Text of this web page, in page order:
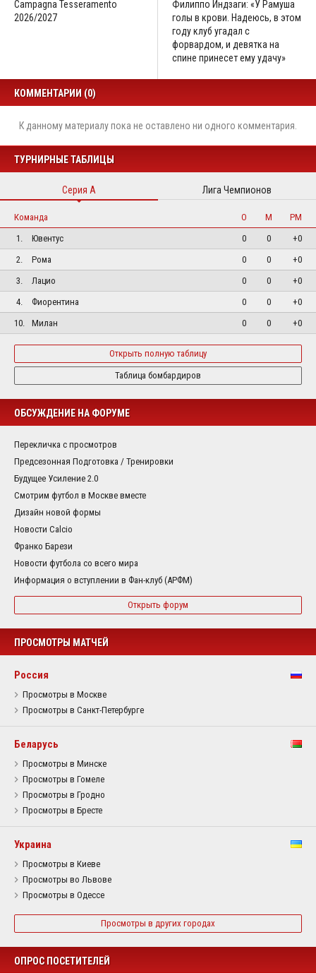
Campagna Tesseramento
2026/2027
Филиппо Индзаги: «У Рамуша
голы в крови. Надеюсь, в этом
году клуб угадал с
форвардом, и девятка на
спине принесет ему удачу»
КОММЕНТАРИИ (0)
К данному материалу пока не оставлено ни одного комментария.
ТУРНИРНЫЕ ТАБЛИЦЫ
Серия А Лига Чемпионов
Команда О М
РМ
1.
Ювентус 0 0
+0
2.
Рома 0 0
+0
3.
Лацио 0 0
+0
4.
Фиорентина 0 0
+0
10.
Милан 0 0 +0
Открыть полную таблицу
Таблица бомбардиров
ОБСУЖДЕНИЕ НА ФОРУМЕ
Перекличка с просмотров
Предсезонная Подготовка / Тренировки
Будущее Усиление 2.0
Смотрим футбол в Москве вместе
Дизайн новой формы
Новости Calcio
Франко Барези
Новости футбола со всего мира
Информация о вступлении в Фан-клуб (АРФМ)
Открыть форум
ПРОСМОТРЫ МАТЧЕЙ
Россия
Просмотры в Москве
Просмотры в Санкт-Петербурге
Беларусь
Просмотры в Минске
Просмотры в Гомеле
Просмотры в Гродно
Просмотры в Бресте
Украина
Просмотры в Киеве
Просмотры во Львове
Просмотры в Одессе
Просмотры в других городах
ОПРОС ПОСЕТИТЕЛЕЙ